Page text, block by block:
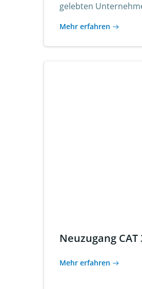
gelebten
Mehr erfahren
Neuzugang CAT
Mehr erfahren